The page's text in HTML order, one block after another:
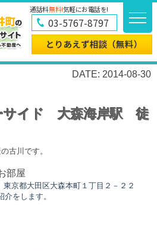
通話料無料!気軽にお電話を!
03-5767-8797
DATE: 2014-08-30
サイド 大森海岸駅 徒
古川です。
部屋
東京都大田区大森本町１丁目２－２２
介をします。